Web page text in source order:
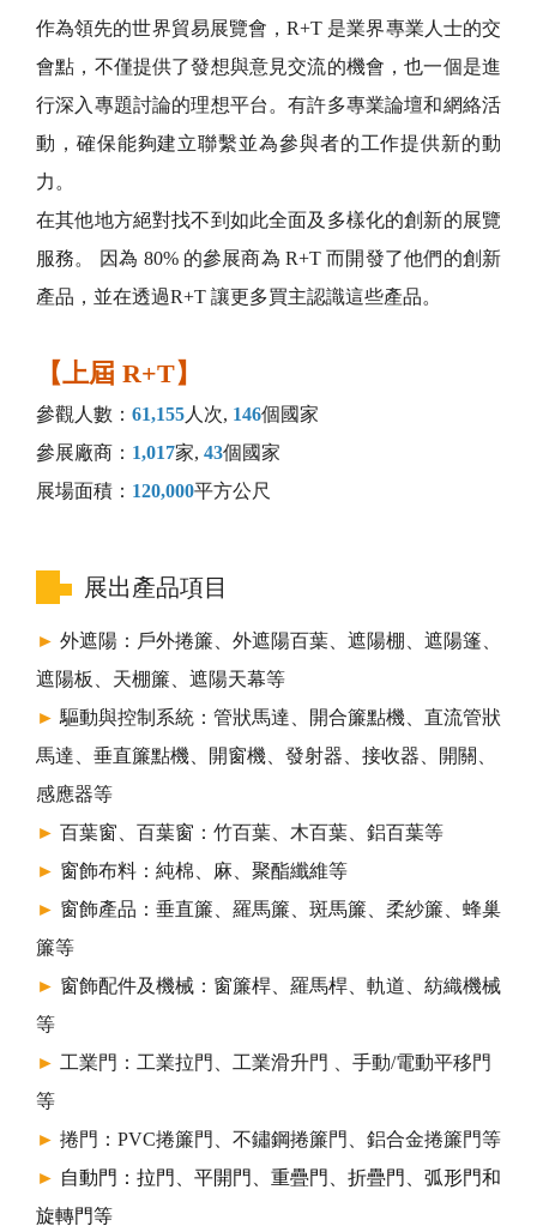
作為領先的世界貿易展覽會，R+T 是業界專業人士的交
會點，不僅提供了發想與意見交流的機會，也一個是進
行深入專題討論的理想平台。有許多專業論壇和網絡活
動，確保能夠建立聯繫並為參與者的工作提供新的動
力。
在其他地方絕對找不到如此全面及多樣化的創新的展覽
服務。 因為 80% 的參展商為 R+T 而開發了他們的創新
產品，並在透過R+T 讓更多買主認識這些產品。
【上屆 R+T】
參觀人數： 61,155人次, 146個國家
參展廠商： 1,017家, 43個國家
展場面積： 120,000平方公尺
展出產品項目
► 外遮陽：戶外捲簾、外遮陽百葉、遮陽棚、遮陽篷、
遮陽板、天棚簾、遮陽天幕等
► 驅動與控制系統：管狀馬達、開合簾點機、直流管狀
馬達、垂直簾點機、開窗機、發射器、接收器、開關、
感應器等
► 百葉窗、百葉窗：竹百葉、木百葉、鋁百葉等
► 窗飾布料：純棉、麻、聚酯纖維等
► 窗飾產品：垂直簾、羅馬簾、斑馬簾、柔紗簾、蜂巢
簾等
► 窗飾配件及機械：窗簾桿、羅馬桿、軌道、紡織機械
等
► 工業門：工業拉門、工業滑升門 、手動/電動平移門
等
► 捲門：PVC捲簾門、不鏽鋼捲簾門、鋁合金捲簾門等
► 自動門：拉門、平開門、重疊門、折疊門、弧形門和
旋轉門等